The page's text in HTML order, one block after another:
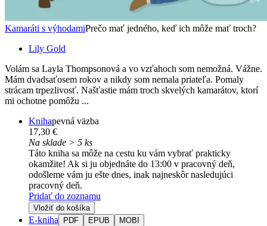
Kamaráti s výhodamiPrečo mať jedného, keď ich môže mať troch?
Lily Gold
Volám sa Layla Thompsonová a vo vzťahoch som nemožná. Vážne.
Mám dvadsaťosem rokov a nikdy som nemala priateľa. Pomaly
strácam trpezlivosť. Našťastie mám troch skvelých kamarátov, ktorí
mi ochotne pomôžu ...
Knihapevná väzba
17,30 €
Na sklade > 5 ks
Táto kniha sa môže na cestu ku vám vybrať prakticky
okamžite! Ak si ju objednáte do 13:00 v pracovný deň,
odošleme vám ju ešte dnes, inak najneskôr nasledujúci
pracovný deň.
Pridať do zoznamu
Vložiť do košíka
E-kniha PDF EPUB MOBI